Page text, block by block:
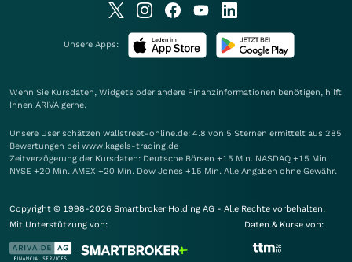
Unsere Apps:
Wenn Sie Kursdaten, Widgets oder andere Finanzinformationen benötigen, hilft
Ihnen ARIVA gerne.
Unsere User schätzen wallstreet-online.de: 4.8 von 5 Sternen ermittelt aus 285
Bewertungen bei www.kagels-trading.de
Zeitverzögerung der Kursdaten: Deutsche Börsen +15 Min. NASDAQ +15 Min.
NYSE +20 Min. AMEX +20 Min. Dow Jones +15 Min. Alle Angaben ohne Gewähr.
Copyright © 1998-2026 Smartbroker Holding AG - Alle Rechte vorbehalten.
Mit Unterstützung von:
Daten & Kurse von: